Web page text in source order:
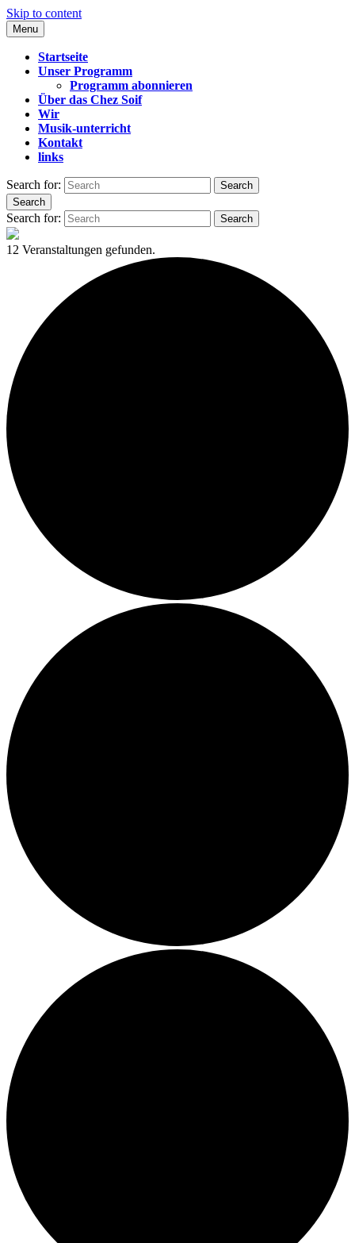
Skip to content
CHEZ SOIF
Menu
Startseite
Unser Programm
Programm abonnieren
Über das Chez Soif
Wir
Musik-unterricht
Kontakt
links
Search for:
Search
Search
Search for: Search
12 Veranstaltungen gefunden.